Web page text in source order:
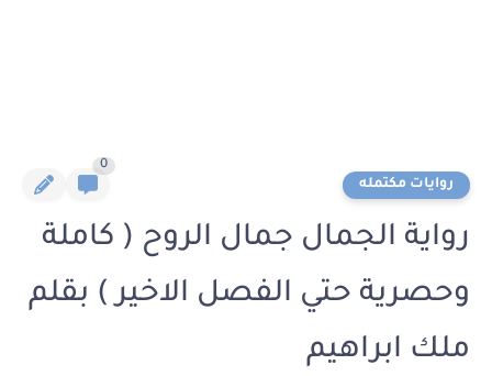
روايات مكتمله
0
رواية الجمال جمال الروح ( كاملة
وحصرية حتي الفصل الاخير ) بقلم
ملك ابراهيم